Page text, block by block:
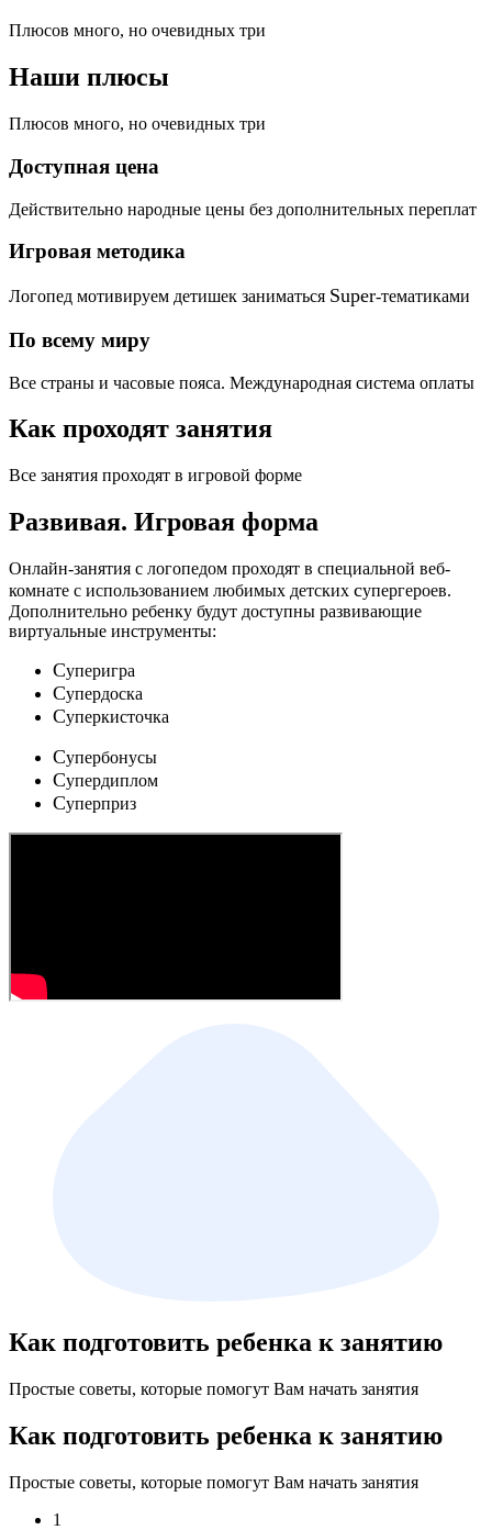
Плюсов много, но очевидных три
Наши плюсы
Плюсов много, но очевидных три
Доступная цена
Действительно народные цены без дополнительных переплат
Игровая методика
Логопед мотивируем детишек заниматься Super-тематиками
По всему миру
Все страны и часовые пояса. Международная система оплаты
Как проходят занятия
Все занятия проходят в игровой форме
Развивая. Игровая форма
Онлайн-занятия с логопедом проходят в специальной веб-
комнате с использованием любимых детских cупергероев.
Дополнительно ребенку будут доступны развивающие
виртуальные инструменты:
Cуперигра
Cупердоска
Cуперкисточка
Cупербонусы
Cупердиплом
Cуперприз
Как подготовить ребенка к занятию
Простые советы, которые помогут Вам начать занятия
Как подготовить ребенка к занятию
Простые советы, которые помогут Вам начать занятия
1